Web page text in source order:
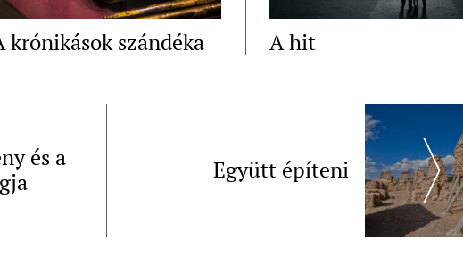
krónikások szándéka A hit
és a
Együtt építeni